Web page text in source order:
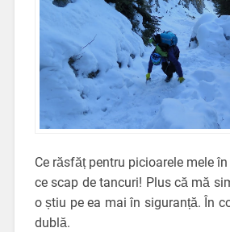
Ce răsfăț pentru picioarele mele
ce scap de tancuri! Plus că mă
o știu pe ea mai în siguranță. În
dublă.